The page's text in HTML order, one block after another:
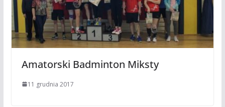
Amatorski Badminton Miksty
11 grudnia 2017